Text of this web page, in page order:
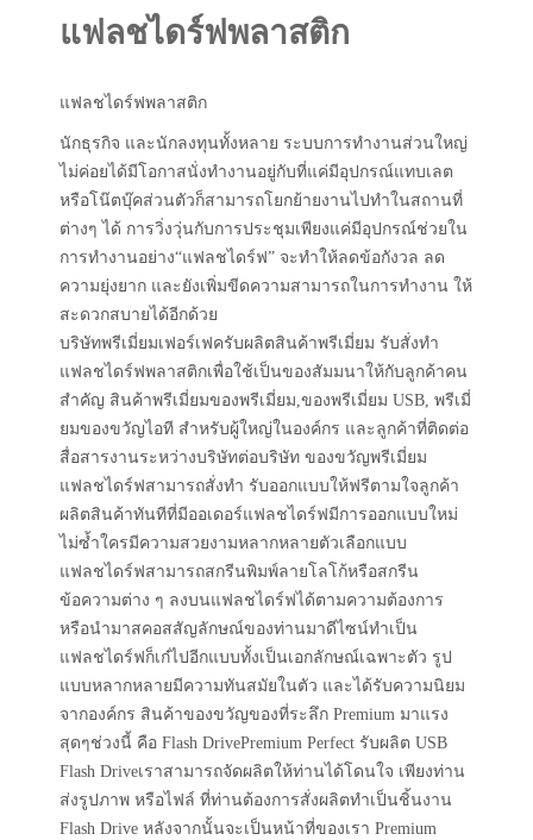
แฟลชไดร์ฟพลาสติก
แฟลชไดร์ฟพลาสติก
นักธุรกิจ และนักลงทุนทั้งหลาย ระบบการทำงานส่วนใหญ่
ไม่ค่อยได้มีโอกาสนั่งทำงานอยู่กับที่แค่มีอุปกรณ์แทบเลต
หรือโน๊ตบุ๊คส่วนตัวก็สามารถโยกย้ายงานไปทำในสถานที่
ต่างๆ ได้ การวิ่งวุ่นกับการประชุมเพียงแค่มีอุปกรณ์ช่วยใน
การทำงานอย่าง“แฟลชไดร์ฟ” จะทำให้ลดข้อกังวล ลด
ความยุ่งยาก และยังเพิ่มขีดความสามารถในการทำงาน ให้
สะดวกสบายได้อีกด้วย
บริษัทพรีเมี่ยมเฟอร์เฟครับผลิตสินค้าพรีเมี่ยม รับสั่งทำ
แฟลชไดร์ฟพลาสติกเพื่อใช้เป็นของสัมมนาให้กับลูกค้าคน
สำคัญ สินค้าพรีเมี่ยมของพรีเมี่ยม,ของพรีเมี่ยม USB, พรีเมี่
ยมของขวัญไอที สำหรับผู้ใหญ่ในองค์กร และลูกค้าที่ติดต่อ
สื่อสารงานระหว่างบริษัทต่อบริษัท ของขวัญพรีเมี่ยม
แฟลชไดร์ฟสามารถสั่งทำ รับออกแบบให้ฟรีตามใจลูกค้า
ผลิตสินค้าทันทีที่มีออเดอร์แฟลชไดร์ฟมีการออกแบบใหม่
ไม่ซ้ำใครมีความสวยงามหลากหลายตัวเลือกแบบ
แฟลชไดร์ฟสามารถสกรีนพิมพ์ลายโลโก้หรือสกรีน
ข้อความต่าง ๆ ลงบนแฟลชไดร์ฟได้ตามความต้องการ
หรือนำมาสคอสสัญลักษณ์ของท่านมาดีไซน์ทำเป็น
แฟลชไดร์ฟก็เก๋ไปอีกแบบทั้งเป็นเอกลักษณ์เฉพาะตัว รูป
แบบหลากหลายมีความทันสมัยในตัว และได้รับความนิยม
จากองค์กร สินค้าของขวัญของที่ระลึก Premium มาแรง
สุดๆช่วงนี้ คือ Flash DrivePremium Perfect รับผลิต USB
Flash Driveเราสามารถจัดผลิตให้ท่านได้โดนใจ เพียงท่าน
ส่งรูปภาพ หรือไฟล์ ที่ท่านต้องการสั่งผลิตทำเป็นชิ้นงาน
Flash Drive หลังจากนั้นจะเป็นหน้าที่ของเรา Premium